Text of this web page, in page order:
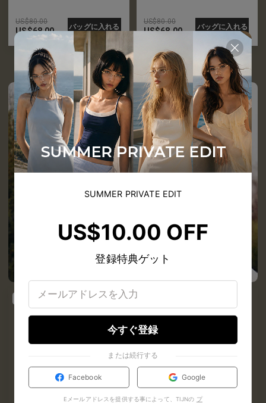
US$80.00
US$68.00 バッグに入れる
US$80.00
US$68.00 バッグに入れる
4 Glasses for $60
SUMMER PRIVATE EDIT
US$10.00 OFF
登録特典ゲット
今すぐ登録
または続行する
Facebook Google
Eメールアドレスを提供する事によって、TIJNの プ